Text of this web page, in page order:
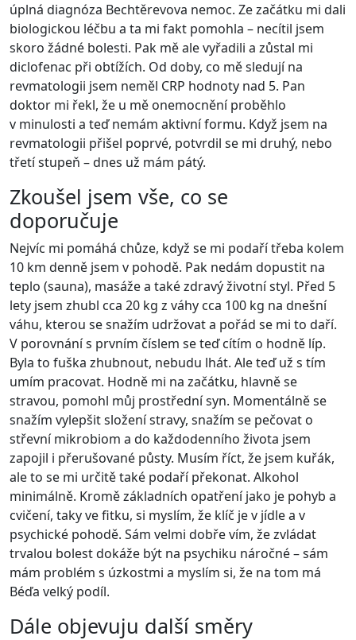
úplná diagnóza Bechtěrevova nemoc. Ze začátku mi dali
biologickou léčbu a ta mi fakt pomohla – necítil jsem
skoro žádné bolesti. Pak mě ale vyřadili a zůstal mi
diclofenac při obtížích. Od doby, co mě sledují na
revmatologii jsem neměl CRP hodnoty nad 5. Pan
doktor mi řekl, že u mě onemocnění proběhlo
v minulosti a teď nemám aktivní formu. Když jsem na
revmatologii přišel poprvé, potvrdil se mi druhý, nebo
třetí stupeň – dnes už mám pátý.
Zkoušel jsem vše, co se
doporučuje
Nejvíc mi pomáhá chůze, když se mi podaří třeba kolem
10 km denně jsem v pohodě. Pak nedám dopustit na
teplo (sauna), masáže a také zdravý životní styl. Před 5
lety jsem zhubl cca 20 kg z váhy cca 100 kg na dnešní
váhu, kterou se snažím udržovat a pořád se mi to daří.
V porovnání s prvním číslem se teď cítím o hodně líp.
Byla to fuška zhubnout, nebudu lhát. Ale teď už s tím
umím pracovat. Hodně mi na začátku, hlavně se
stravou, pomohl můj prostřední syn. Momentálně se
snažím vylepšit složení stravy, snažím se pečovat o
střevní mikrobiom a do každodenního života jsem
zapojil i přerušované půsty. Musím říct, že jsem kuřák,
ale to se mi určitě také podaří překonat. Alkohol
minimálně. Kromě základních opatření jako je pohyb a
cvičení, taky ve fitku, si myslím, že klíč je v jídle a v
psychické pohodě. Sám velmi dobře vím, že zvládat
trvalou bolest dokáže být na psychiku náročné – sám
mám problém s úzkostmi a myslím si, že na tom má
Béďa velký podíl.
Dále objevuju další směry